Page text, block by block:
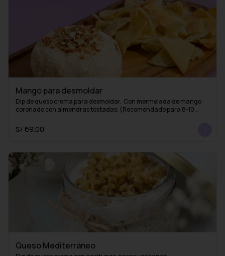
Mango para desmoldar
Dip de queso crema para desmoldar.  Con mermelada de mango
coronado con almendras tostadas. (Recomendado para 8-10
S/ 69.00
Queso Mediterráneo